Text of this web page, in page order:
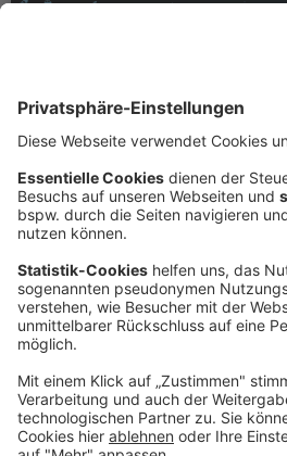
Anhand einiger
wieviel Potenzial für
gilt es, sich über die Risiken zu
Betriebsabläufen zu
Zum Artikel